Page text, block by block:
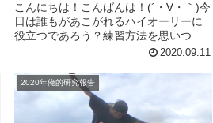
こんにちは！こんばんは！(´・∀・｀)今
日は誰もがあこがれるハイオーリーに
役立つであろう？練習方法を思いつい
た！的なメモです(´・∀・｀)でも、これ
て、でも高さがなかなか出せるように
ならない。。。(´・∀・...
2020.09.11
2020年俺的研究報告